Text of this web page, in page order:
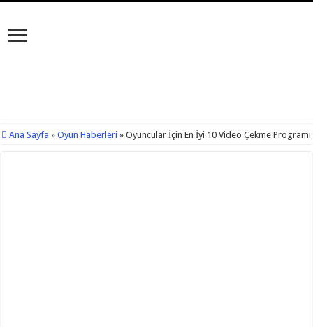
Ana Sayfa » Oyun Haberleri » Oyuncular İçin En İyi 10 Video Çekme Programı